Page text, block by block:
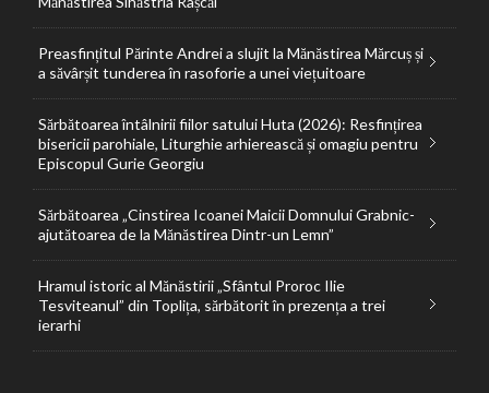
Preasfințitul Părinte Andrei a slujit la Mănăstirea Mărcuș și
a săvârșit tunderea în rasoforie a unei viețuitoare
Sărbătoarea întâlnirii fiilor satului Huta (2026): Resfințirea
bisericii parohiale, Liturghie arhierească și omagiu pentru
Episcopul Gurie Georgiu
Sărbătoarea „Cinstirea Icoanei Maicii Domnului Grabnic-
ajutătoarea de la Mănăstirea Dintr-un Lemn”
Hramul istoric al Mănăstirii „Sfântul Proroc Ilie
Tesviteanul” din Toplița, sărbătorit în prezența a trei
ierarhi